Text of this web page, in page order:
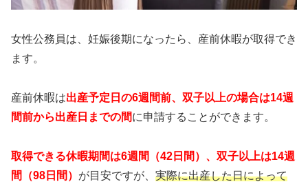
女性公務員は、妊娠後期になったら、産前休暇が取得でき
ます。
産前休暇は出産予定日の6週間前、 双子以上の場合は14週
間前から出産日までの間に申請することができます。
取得できる休暇期間は6週間（42日間）、 双子以上は14週
間（98日間） が目安ですが、 実際に出産した日によって